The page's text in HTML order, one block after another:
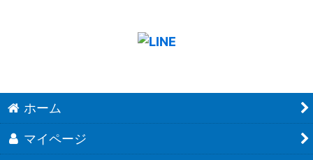
ホーム
マイページ